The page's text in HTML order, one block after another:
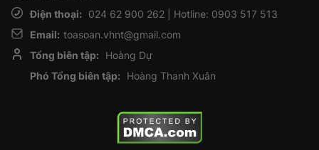
Điện thoại:
024 62 900 262 | Hotline: 0903 517 513
Email: toasoan.vhnt@gmail.com
Tổng biên tập:
Hoàng Dự
Phó Tổng biên tập:
Hoàng Thanh Xuân